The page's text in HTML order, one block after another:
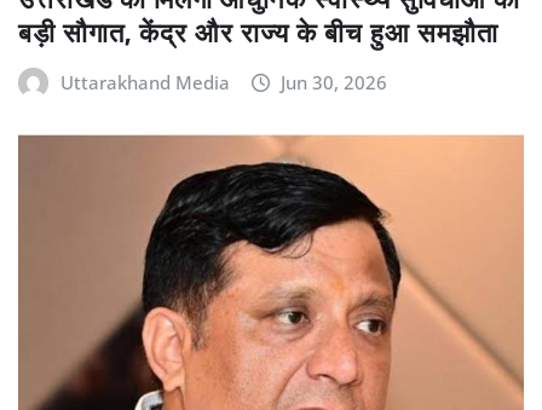
बड़ी सौगात, केंद्र और राज्य के बीच हुआ समझौता
Uttarakhand Media Jun 30, 2026